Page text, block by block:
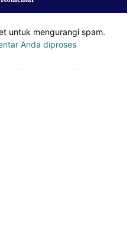
untuk mengurangi spam.
Anda diproses